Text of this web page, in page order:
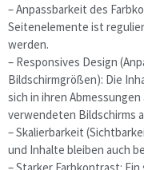
– Anpassbarkeit des
Seitenelemente ist
werden.
– Responsives Design
Bildschirmgrößen): Die
sich in ihren
verwendeten Bildschirms
– Skalierbarkeit
und Inhalte bleiben auch